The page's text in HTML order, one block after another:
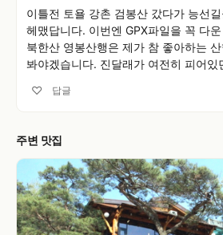
이틀전 토욜 강촌 검봉산 갔다가 능선
헤맸답니다. 이번엔 GPX파일을 꼭 다
북한산 영봉산행은 제가 참 좋아하는
봐야겠습니다. 진달래가 여전히 피어있
♡
답글
주변 맛집